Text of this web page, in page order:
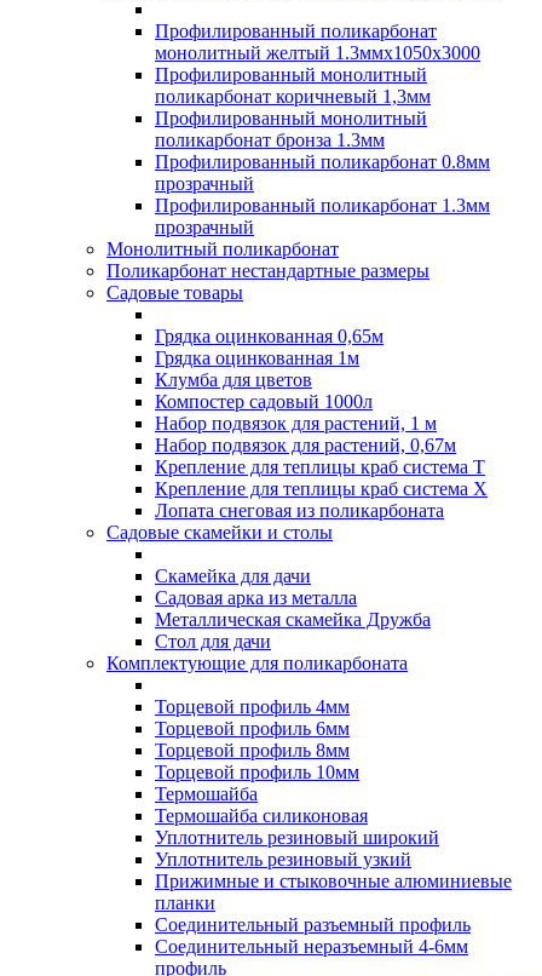
Профилированный поликарбонат
монолитный желтый 1.3ммх1050х3000
Профилированный монолитный
поликарбонат коричневый 1,3мм
Профилированный монолитный
поликарбонат бронза 1.3мм
Профилированный поликарбонат 0.8мм
прозрачный
Профилированный поликарбонат 1.3мм
прозрачный
Монолитный поликарбонат
Поликарбонат нестандартные размеры
Садовые товары
Грядка оцинкованная 0,65м
Грядка оцинкованная 1м
Клумба для цветов
Компостер садовый 1000л
Набор подвязок для растений, 1 м
Набор подвязок для растений, 0,67м
Крепление для теплицы краб система Т
Крепление для теплицы краб система Х
Лопата снеговая из поликарбоната
Садовые скамейки и столы
Скамейка для дачи
Садовая арка из металла
Металлическая скамейка Дружба
Стол для дачи
Комплектующие для поликарбоната
Торцевой профиль 4мм
Торцевой профиль 6мм
Торцевой профиль 8мм
Торцевой профиль 10мм
Термошайба
Термошайба силиконовая
Уплотнитель резиновый широкий
Уплотнитель резиновый узкий
Прижимные и стыковочные алюминиевые
планки
Соединительный разъемный профиль
Соединительный неразъемный 4-6мм
профиль